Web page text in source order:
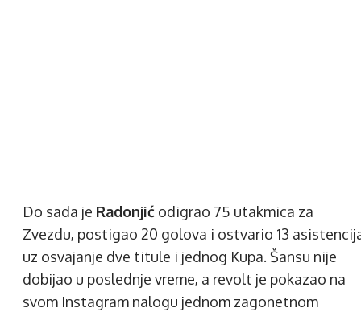
Do sada je Radonjić odigrao 75 utakmica za
Zvezdu, postigao 20 golova i ostvario 13
uz osvajanje dve titule i jednog Kupa. Šansu nije
dobijao u poslednje vreme, a revolt je pokazao na
svom Instagram nalogu jednom zagonetnom